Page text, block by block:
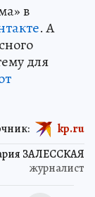
в
. А
для
ЗАЛЕССКАЯ
журналист
kp.ru